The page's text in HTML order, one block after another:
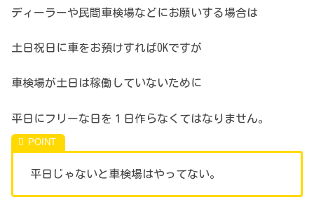
ディーラーや民間車検場などにお願いする場合は
土日祝日に車をお預けすればOKですが
車検場が土日は稼働していないために
平日にフリーな日を１日作らなくてはなりません。
平日じゃないと車検場はやってない。